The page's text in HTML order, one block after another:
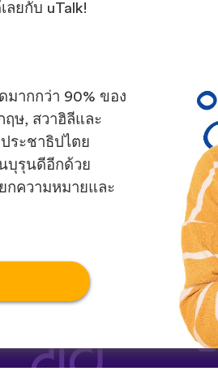
ลยกับ uTalk!
ากกว่า 90% ของ
ฤษ, สวาฮิลีและ
ระชาธิปไตย
บุรุนดีอีกด้วย
กความหมายและ